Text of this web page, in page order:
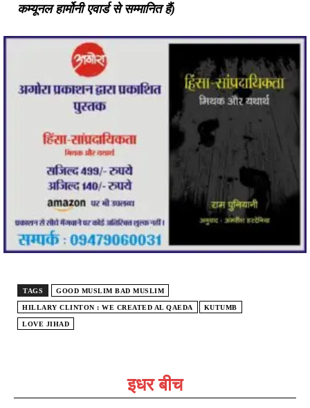
इधर बीच
कम्यूनल हार्मोनी एवार्ड से सम्मानित हैं)
TAGS GOOD MUSLIM BAD MUSLIM
HILLARY CLINTON : WE CREATED AL QAEDA KUTUMB
LOVE JIHAD